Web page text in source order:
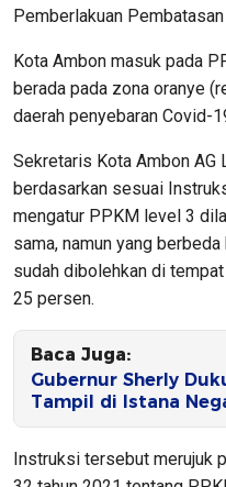
Pemberlakuan
Kota Ambon masuk pada
berada pada zona oranye
daerah penyebaran Covid-
Sekretaris Kota Ambon AG
berdasarkan sesuai
mengatur PPKM level 3
sama, namun yang
sudah dibolehkan di
25 persen.
Baca Juga:
Gubernur Sherly
Tampil di Istana
Instruksi tersebut merujuk